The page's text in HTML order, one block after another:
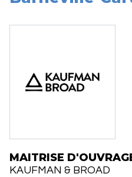
MAITRISE
KAUFMAN & BROAD